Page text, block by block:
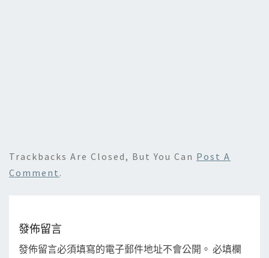
Trackbacks Are Closed, But You Can Post A
Comment .
發佈留言
發佈留言必須填寫的電子郵件地址不會公開。 必填欄